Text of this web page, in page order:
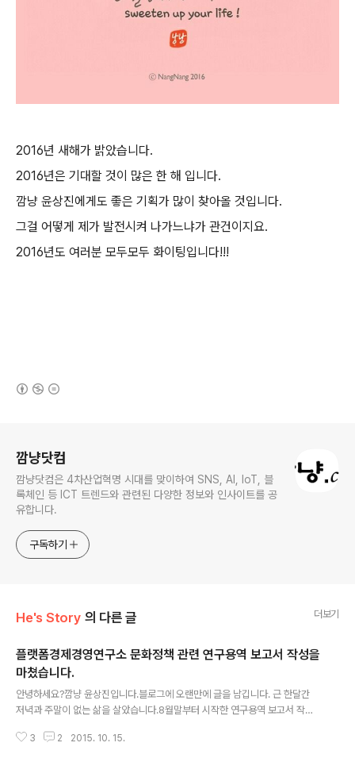
2016년 새해가 밝았습니다.
2016년은 기대할 것이 많은 한 해 입니다.
깜냥 윤상진에게도 좋은 기획가 많이 찾아올 것입니다.
그걸 어떻게 제가 발전시켜 나가느냐가 관건이지요.
2016년도 여러분 모두모두 화이팅입니다!!!
깜냥닷컴
깜냥닷컴은 4차산업혁명 시대를 맞이하여 SNS, AI, IoT, 블
록체인 등 ICT 트렌드와 관련된 다양한 정보와 인사이트를 공
유합니다.
구독하기
He's Story 의 다른 글 더보기
플랫폼경제경영연구소 문화정책 관련 연구용역 보고서 작성을
마쳤습니다.
안녕하세요?깜냥 윤상진입니다.블로그에 오랜만에 글을 남깁니다. 근 한달간
저녁과 주말이 없는 삶을 살았습니다.8월말부터 시작한 연구용역 보고서 작성
다.보고서 하나 쓴다는 게 책 한권 쓰는 것과 비슷한 시간과 노력이 필요하다는
3 2 2015. 10. 15.